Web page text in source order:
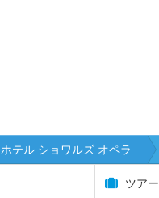
ホテル ショワルズ オペラ
ツアー